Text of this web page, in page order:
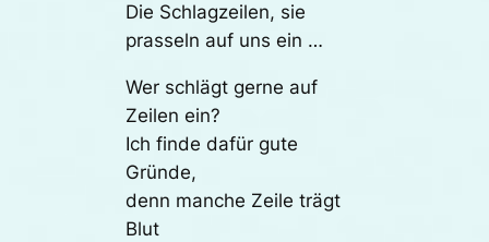
Die Schlagzeilen, sie
prasseln auf uns ein …
Wer schlägt gerne auf
Zeilen ein?
Ich finde dafür gute
Gründe,
denn manche Zeile trägt
Blut